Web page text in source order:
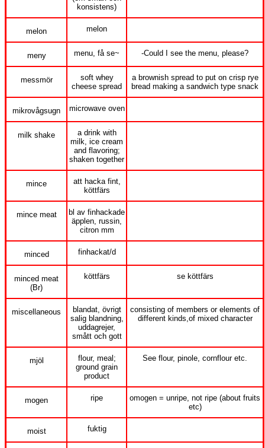
konsistens)
melon melon
meny menu, få se~ -Could I see the menu, please?
messmör
soft whey
cheese spread
a brownish spread to put on crisp rye
bread making a sandwich type snack
mikrovågsugn microwave oven
milk shake
a drink with
milk, ice cream
and flavoring;
shaken together
mince
att hacka fint,
köttfärs
mince meat
bl av finhackade
äpplen, russin,
citron mm
minced finhackat/d
minced meat
(Br)
köttfärs se köttfärs
miscellaneous
blandat, övrigt
salig blandning,
uddagrejer,
smått och gott
consisting of members or elements of
different kinds,of mixed character
mjöl
flour, meal;
ground grain
product
See flour, pinole, cornflour etc.
mogen ripe
omogen = unripe, not ripe (about fruits
etc)
moist fuktig